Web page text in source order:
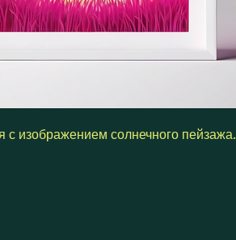
с изображением солнечного пейзажа.